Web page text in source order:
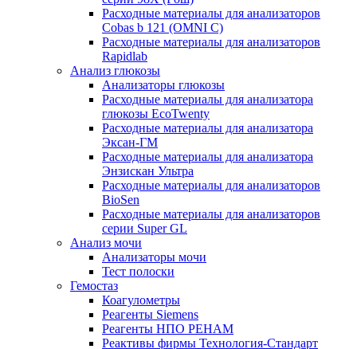
Расходные материалы для анализаторов
Cobas b 121 (OMNI C)
Расходные материалы для анализаторов
Rapidlab
Анализ глюкозы
Анализаторы глюкозы
Расходные материалы для анализатора
глюкозы EcoTwenty
Расходные материалы для анализатора
Эксан-ГМ
Расходные материалы для анализатора
Энзискан Ультра
Расходные материалы для анализаторов
BioSen
Расходные материалы для анализаторов
серии Super GL
Анализ мочи
Анализаторы мочи
Тест полоски
Гемостаз
Коагулометры
Реагенты Siemens
Реагенты НПО РЕНАМ
Реактивы фирмы Технология-Стандарт